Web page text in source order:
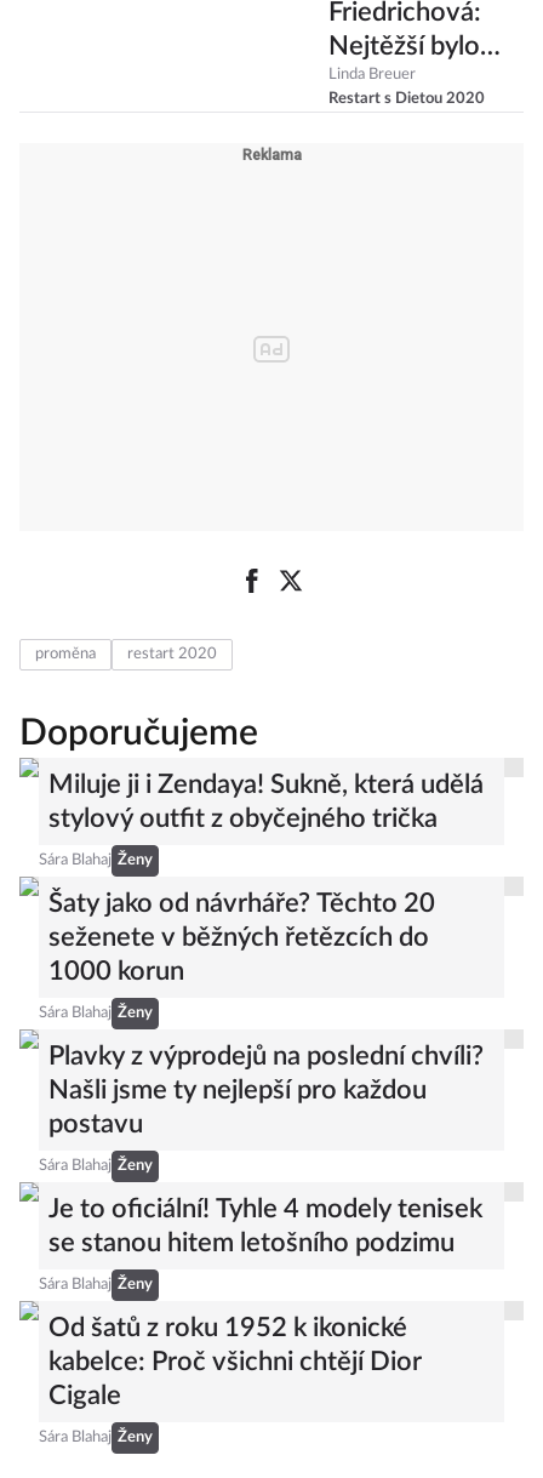
Friedrichová:
Nejtěžší bylo
omezit sladké a
necpat se jídlem
Linda Breuer
Restart s Dietou 2020
proměna restart 2020
Doporučujeme
Miluje ji i Zendaya! Sukně, která udělá
stylový outfit z obyčejného trička
Sára Blahaj Ženy
Šaty jako od návrháře? Těchto 20
seženete v běžných řetězcích do
1000 korun
Sára Blahaj Ženy
Plavky z výprodejů na poslední chvíli?
Našli jsme ty nejlepší pro každou
postavu
Sára Blahaj Ženy
Je to oficiální! Tyhle 4 modely tenisek
se stanou hitem letošního podzimu
Sára Blahaj Ženy
Od šatů z roku 1952 k ikonické
kabelce: Proč všichni chtějí Dior
Cigale
Sára Blahaj Ženy